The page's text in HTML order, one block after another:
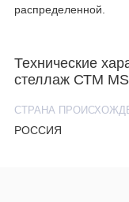
распределенной.
Технические
стеллаж СТМ
СТРАНА
РОССИЯ